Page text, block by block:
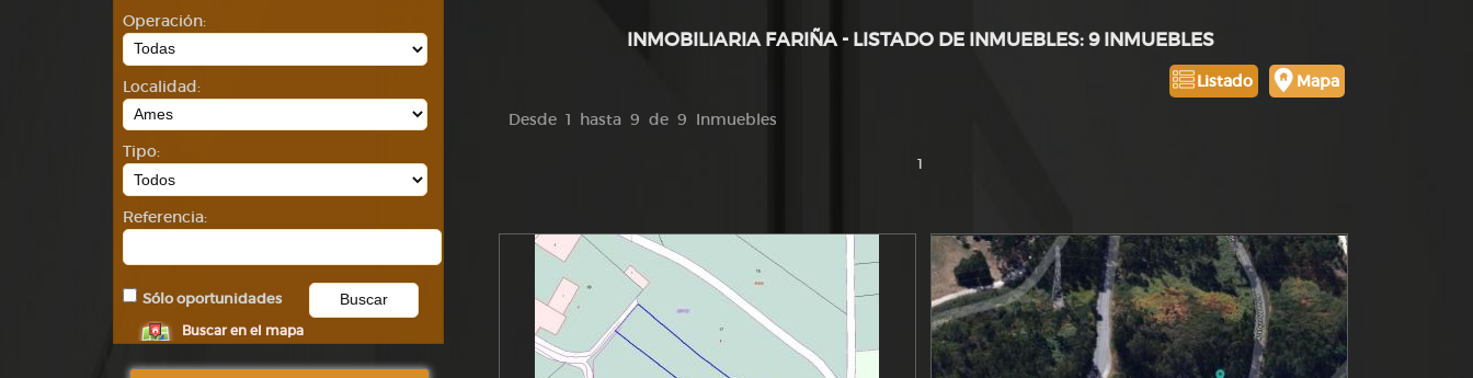
Operación:
Localidad:
Tipo:
Referencia:
Sólo oportunidades
Buscar en el mapa
INMOBILIARIA FARIÑA - LISTADO DE INMUEBLES: 9 INMUEBLES
Mapa
Listado
Desde 1 hasta 9 de 9 Inmuebles
1